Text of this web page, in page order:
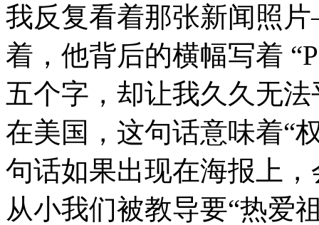
我反复看着那张新闻照
着，他背后的横幅写着
五个字，却让我久久无法
在美国，这句话意味着“
句话如果出现在海报上
从小我们被教导要“热爱